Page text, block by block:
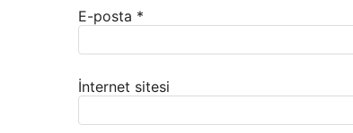
E-posta *
İnternet sitesi